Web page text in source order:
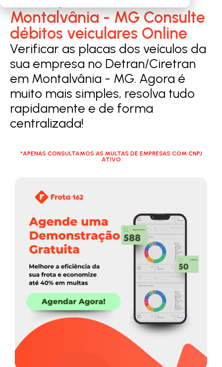
Montalvânia - MG Consulte
débitos veiculares Online
Verificar as placas dos veículos da
sua empresa no Detran/Ciretran
em Montalvânia - MG. Agora é
muito mais simples, resolva tudo
rapidamente e de forma
centralizada!
*APENAS CONSULTAMOS AS MULTAS DE EMPRESAS COM CNPJ
ATIVO